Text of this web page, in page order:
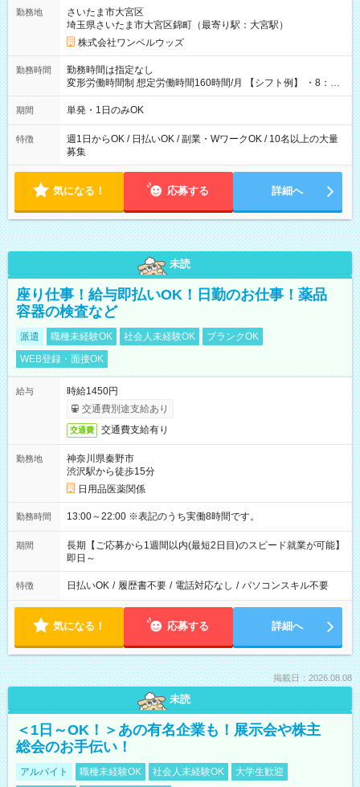
勤務地
さいたま市大宮区
埼玉県さいたま市大宮区錦町（最寄り駅：大宮駅）
株式会社ワンベルウッズ
勤務時間
勤務時間は指定なし
変形労働時間制 想定労働時間160時間/月 【シフト例】 ・8：00
～21：00
期間 単発・1日のみOK
特徴
週1日からOK / 日払いOK / 副業・WワークOK / 10名以上の大量
募集
気になる！ 応募する 詳細へ
未読
座り仕事！給与即払いOK！日勤のお仕事！薬品
容器の検査など
派遣 職種未経験OK 社会人未経験OK
ブランクOK
WEB登録・面接OK
給与
時給1450円
交通費別途支給あり
交通費 交通費支給有り
勤務地
神奈川県秦野市
渋沢駅から徒歩15分
日用品医薬関係
勤務時間 13:00～22:00 ※表記のうち実働8時間です。
期間
長期【ご応募から1週間以内(最短2日目)のスピード就業が可能】
即日～
特徴 日払いOK / 履歴書不要 / 電話対応なし / パソコンスキル不要
気になる！ 応募する 詳細へ
掲載日：2026.08.08
未読
＜1日～OK！＞あの有名企業も！展示会や株主
総会のお手伝い！
アルバイト 職種未経験OK 社会人未経験OK
大学生歓迎